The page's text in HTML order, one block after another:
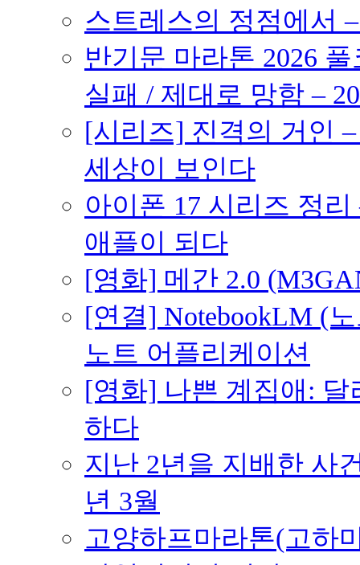
스트레스의 정점에서
반기문 마라톤 2026
실패 / 제대로 망함 –
[시리즈] 진격의 거인
세상이 보인다
아이폰 17 시리즈 정
애플이 되다
[영화] 메간 2.0
[연결] NotebookLM (
노트 어플리케이션
[영화] 나쁜 계집애:
하다
지난 2년을 지배한 사
년 3월
고양하프마라톤(고하